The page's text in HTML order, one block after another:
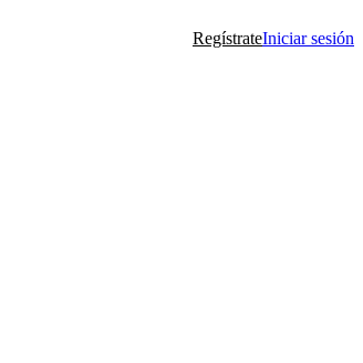
RegístrateIniciar sesión